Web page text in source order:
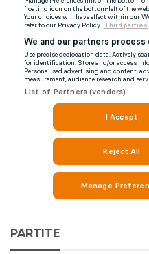
PARTITE